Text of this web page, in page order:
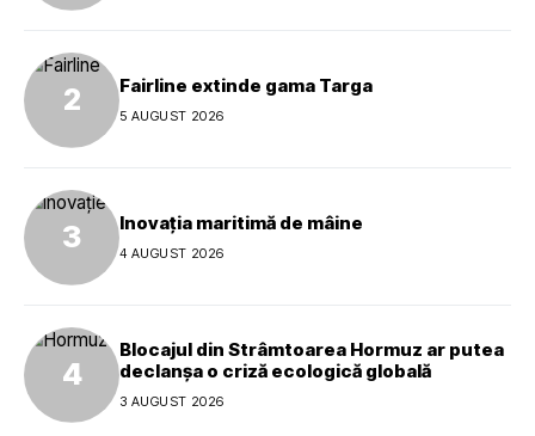
Fairline extinde gama Targa
5 AUGUST 2026
Inovația maritimă de mâine
4 AUGUST 2026
Blocajul din Strâmtoarea Hormuz ar putea
declanșa o criză ecologică globală
3 AUGUST 2026